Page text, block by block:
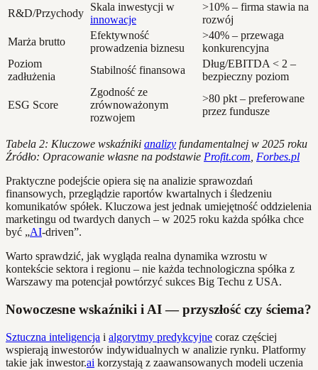
R&D/Przychody
Skala inwestycji w
innowacje
>10% – firma stawia na
rozwój
Marża brutto
Efektywność
prowadzenia biznesu
>40% – przewaga
konkurencyjna
Poziom
zadłużenia
Stabilność finansowa
Dług/EBITDA < 2 –
bezpieczny poziom
ESG Score
Zgodność ze
zrównoważonym
rozwojem
>80 pkt – preferowane
przez fundusze
Tabela 2: Kluczowe wskaźniki analizy fundamentalnej w 2025 roku
Źródło: Opracowanie własne na podstawie Profit.com Forbes.pl
Praktyczne podejście opiera się na analizie sprawozdań
finansowych, przeglądzie raportów kwartalnych i śledzeniu
komunikatów spółek. Kluczowa jest jednak umiejętność oddzielenia
marketingu od twardych danych – w 2025 roku każda spółka chce
być „AI-driven”.
Warto sprawdzić, jak wygląda realna dynamika wzrostu w
kontekście sektora i regionu – nie każda technologiczna spółka z
Warszawy ma potencjał powtórzyć sukces Big Techu z USA.
Nowoczesne wskaźniki i AI — przyszłość czy ściema?
Sztuczna inteligencja i algorytmy predykcyjne coraz częściej
wspierają inwestorów indywidualnych w analizie rynku. Platformy
takie jak inwestor.ai korzystają z zaawansowanych modeli uczenia